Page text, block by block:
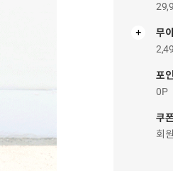
무
무
포
0P
쿠
회